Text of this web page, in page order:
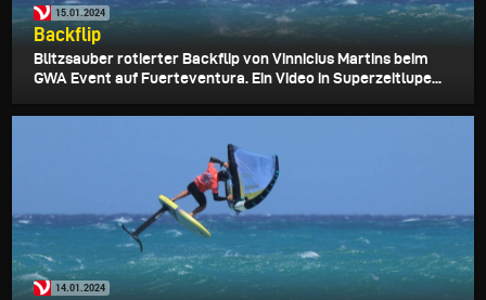
15.01.2024
Backflip
Blitzsauber rotierter Backflip von Vinnicius Martins beim
GWA Event auf Fuerteventura. Ein Video in Superzeitlupe...
14.01.2024